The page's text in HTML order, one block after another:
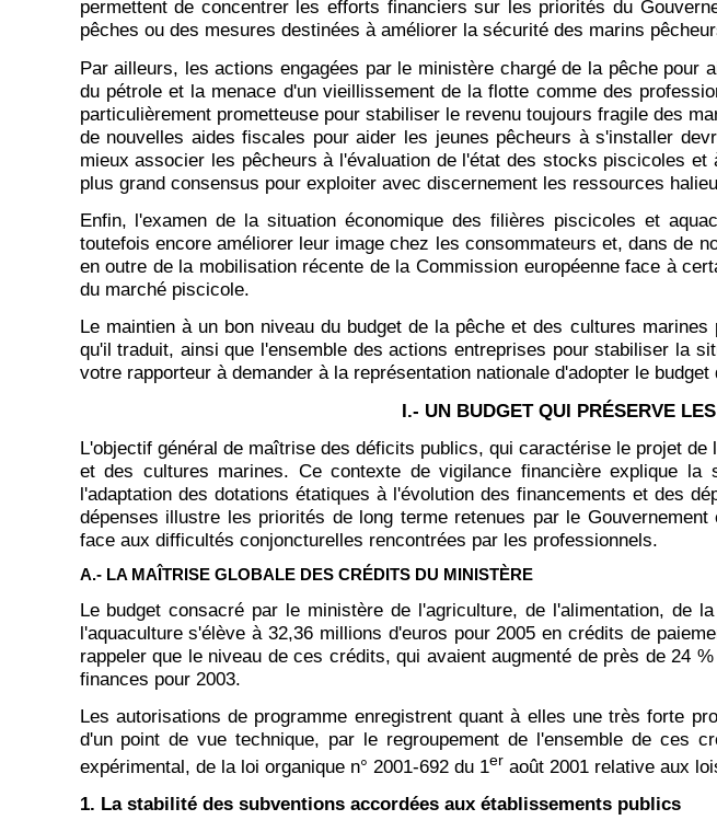
permettent de concentrer les efforts financiers sur les priorités du
pêches ou des mesures destinées à améliorer la sécurité des marins
Par ailleurs, les actions engagées par le ministère chargé de la pêche
du pétrole et la menace d'un vieillissement de la flotte comme des
particulièrement prometteuse pour stabiliser le revenu toujours fragile des
de nouvelles aides fiscales pour aider les jeunes pêcheurs à s'installer
mieux associer les pêcheurs à l'évaluation de l'état des stocks piscicoles
plus grand consensus pour exploiter avec discernement les ressources
Enfin, l'examen de la situation économique des filières piscicoles et
toutefois encore améliorer leur image chez les consommateurs et, dans de
en outre de la mobilisation récente de la Commission européenne face à
du marché piscicole.
Le maintien à un bon niveau du budget de la pêche et des cultures
qu'il traduit, ainsi que l'ensemble des actions entreprises pour stabiliser la
votre rapporteur à demander à la représentation nationale d'adopter le
I.- UN BUDGET QUI PRÉSERVE
L'objectif général de maîtrise des déficits publics, qui caractérise le projet
et des cultures marines. Ce contexte de vigilance financière explique
l'adaptation des dotations étatiques à l'évolution des financements et des
dépenses illustre les priorités de long terme retenues par le
face aux difficultés conjoncturelles rencontrées par les professionnels.
A.- LA MAÎTRISE GLOBALE DES CRÉDITS DU MINISTÈRE
Le budget consacré par le ministère de l'agriculture, de l'alimentation, de
l'aquaculture s'élève à 32,36 millions d'euros pour 2005 en crédits de
rappeler que le niveau de ces crédits, qui avaient augmenté de près de 24
finances pour 2003.
Les autorisations de programme enregistrent quant à elles une très forte
d'un point de vue technique, par le regroupement de l'ensemble de ces
expérimental, de la loi organique n° 2001-692 du 1eraoût 2001 relative aux
1. La stabilité des subventions accordées aux établissements publics